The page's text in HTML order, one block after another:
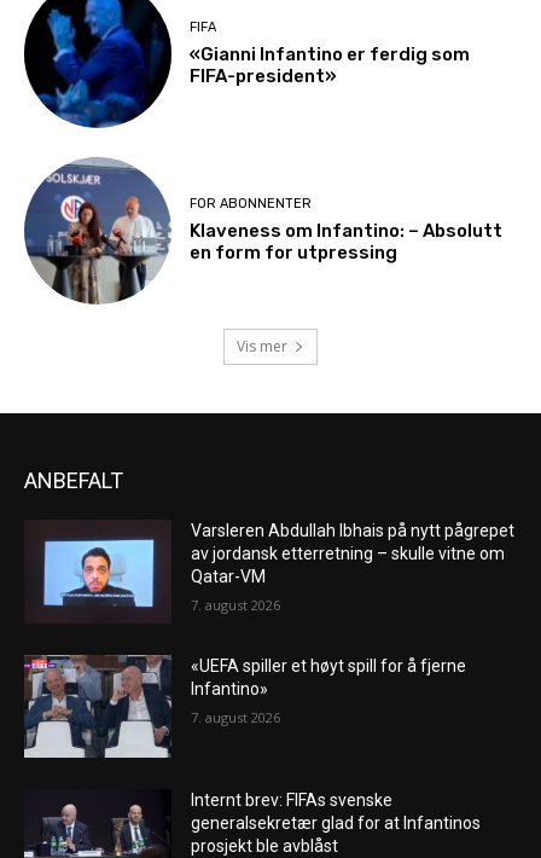
FIFA
«Gianni Infantino er ferdig som
FIFA-president»
FOR ABONNENTER
Klaveness om Infantino: – Absolutt
en form for utpressing
Vis mer
ANBEFALT
Varsleren Abdullah Ibhais på nytt pågrepet
av jordansk etterretning – skulle vitne om
Qatar-VM
7. august 2026
«UEFA spiller et høyt spill for å fjerne
Infantino»
7. august 2026
Internt brev: FIFAs svenske
generalsekretær glad for at Infantinos
prosjekt ble avblåst